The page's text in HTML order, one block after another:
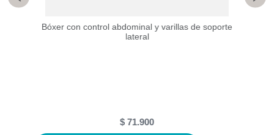
Bóxer con control abdominal y varillas de soporte
lateral
$ 71.900